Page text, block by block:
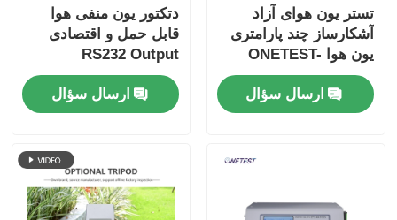
تستر یون هوای آزاد
آشکارساز چند پارامتری
یون هوا ONETEST-
502XP-A
ارسال سؤال
دتکتور یون منفی هوا
قابل حمل و اقتصادی
RS232 Output
ارسال سؤال